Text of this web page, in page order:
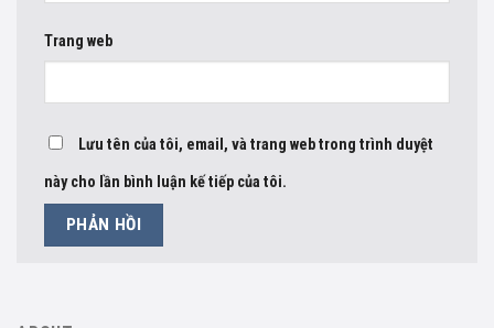
Trang web
Lưu tên của tôi, email, và trang web trong trình duyệt
này cho lần bình luận kế tiếp của tôi.